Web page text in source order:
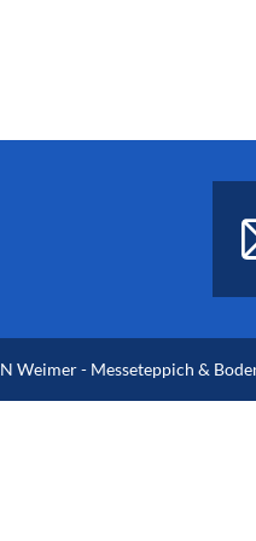
Weimer - Messeteppich &